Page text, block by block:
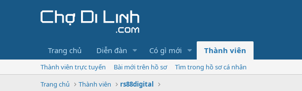
Trang chủ Diễn đàn Có gì mới Thành viên
Thành viên trực tuyến Bài mới trên hồ sơ
Tìm trong hồ sơ cá nhân
Trang chủ
Thành viên rs88digital